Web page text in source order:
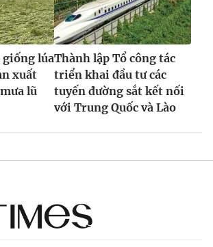
giống lúa
xuất
lũ
Thành lập Tổ công tác
triển khai đầu tư các
tuyến đường sắt kết nối
với Trung Quốc và Lào